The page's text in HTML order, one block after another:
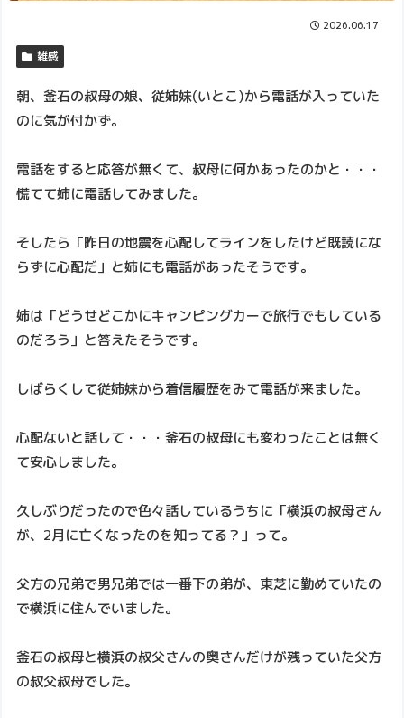
2026.06.17
雑感
朝、釜石の叔母の娘、従姉妹(いとこ)から電話が入っていた
のに気が付かず。
電話をすると応答が無くて、叔母に何かあったのかと・・・
慌てて姉に電話してみました。
そしたら「昨日の地震を心配してラインをしたけど既読にな
らずに心配だ」と姉にも電話があったそうです。
姉は「どうせどこかにキャンピングカーで旅行でもしている
のだろう」と答えたそうです。
しばらくして従姉妹から着信履歴をみて電話が来ました。
心配ないと話して・・・釜石の叔母にも変わったことは無く
て安心しました。
久しぶりだったので色々話しているうちに「横浜の叔母さん
が、2月に亡くなったのを知ってる？」って。
父方の兄弟で男兄弟では一番下の弟が、東芝に勤めていたの
で横浜に住んでいました。
釜石の叔母と横浜の叔父さんの奥さんだけが残っていた父方
の叔父叔母でした。